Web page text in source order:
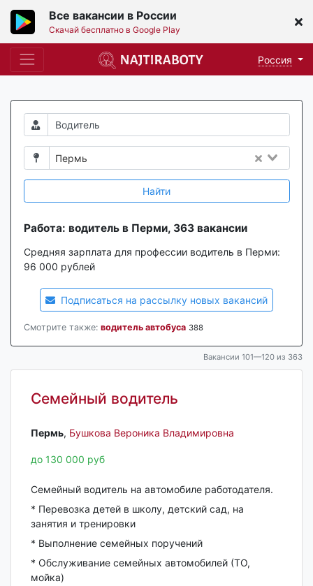
Все вакансии в России
Скачай бесплатно в Google Play
Россия
Пермь
Найти
Работа: водитель в Перми, 363 вакансии
Средняя зарплата для профессии водитель в Перми:
96 000 рублей
Подписаться на рассылку новых вакансий
Смотрите также: водитель автобуса 388
Вакансии 101—120 из 363
Семейный водитель
Пермь‎, Бушкова Вероника Владимировна
до 130 000 руб
Семейный водитель на автомобиле работодателя.
* Перевозка детей в школу, детский сад, на
занятия и тренировки
* Выполнение семейных поручений
* Обслуживание семейных автомобилей (ТО,
мойка)